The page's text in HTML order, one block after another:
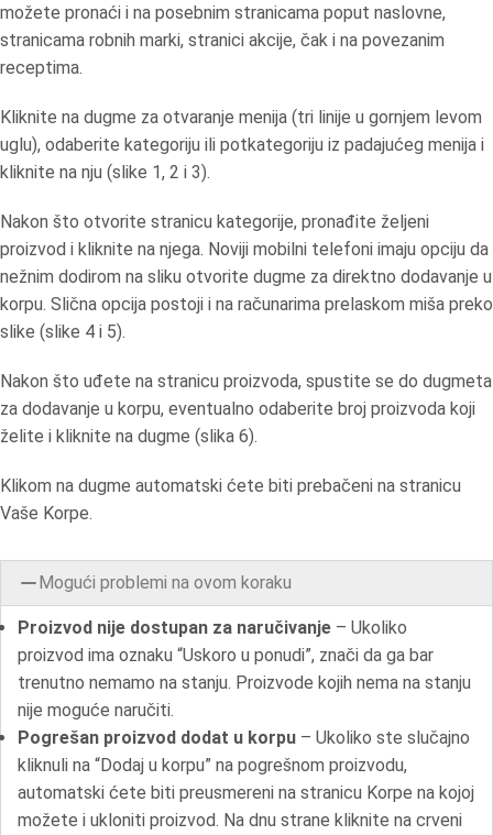
možete pronaći i na posebnim stranicama poput naslovne,
stranicama robnih marki, stranici akcije, čak i na povezanim
receptima.
Kliknite na dugme za otvaranje menija (tri linije u gornjem levom
uglu), odaberite kategoriju ili potkategoriju iz padajućeg menija i
kliknite na nju (slike 1, 2 i 3).
Nakon što otvorite stranicu kategorije, pronađite željeni
proizvod i kliknite na njega. Noviji mobilni telefoni imaju opciju da
nežnim dodirom na sliku otvorite dugme za direktno dodavanje u
korpu. Slična opcija postoji i na računarima prelaskom miša preko
slike (slike 4 i 5).
Nakon što uđete na stranicu proizvoda, spustite se do dugmeta
za dodavanje u korpu, eventualno odaberite broj proizvoda koji
želite i kliknite na dugme (slika 6).
Klikom na dugme automatski ćete biti prebačeni na stranicu
Vaše Korpe.
Mogući problemi na ovom koraku
Proizvod nije dostupan za naručivanje – Ukoliko
proizvod ima oznaku “Uskoro u ponudi”, znači da ga bar
trenutno nemamo na stanju. Proizvode kojih nema na stanju
nije moguće naručiti.
Pogrešan proizvod dodat u korpu – Ukoliko ste slučajno
kliknuli na “Dodaj u korpu” na pogrešnom proizvodu,
automatski ćete biti preusmereni na stranicu Korpe na kojoj
možete i ukloniti proizvod. Na dnu strane kliknite na crveni